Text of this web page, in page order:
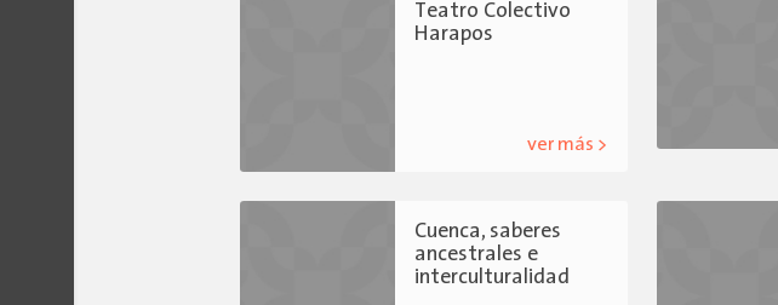
Teatro Colectivo
Harapos
ver más >
Cuenca, saberes
ancestrales e
interculturalidad